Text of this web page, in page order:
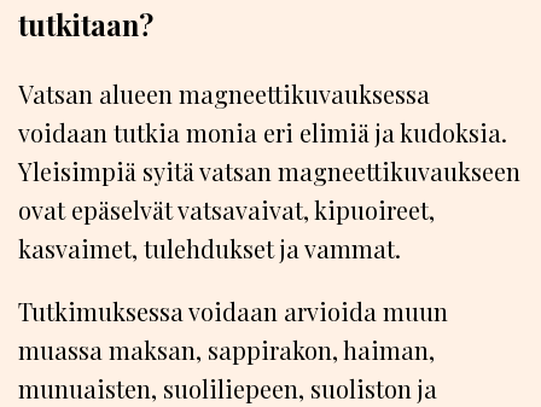
tutkitaan?
Vatsan alueen magneettikuvauksessa
voidaan tutkia monia eri elimiä ja kudoksia.
Yleisimpiä syitä vatsan magneettikuvaukseen
ovat epäselvät vatsavaivat, kipuoireet,
kasvaimet, tulehdukset ja vammat.
Tutkimuksessa voidaan arvioida muun
muassa maksan, sappirakon, haiman,
munuaisten, suoliliepeen, suoliston ja